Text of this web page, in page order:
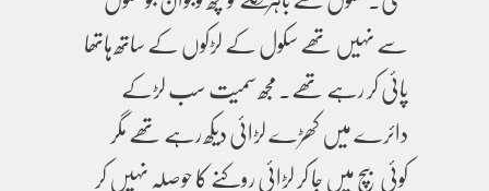
سے نہیں تھے سکول کے لڑکوں کے ساتھ ہاتھا
پائی کر رہے تھے۔ مجھ سمیت سب لڑکے
دائرے میں کھڑے لڑائی دیکھ رہے تھے مگر
کوئی بیچ میں جا کر لڑائی روکنے کا حوصلہ نہیں کر